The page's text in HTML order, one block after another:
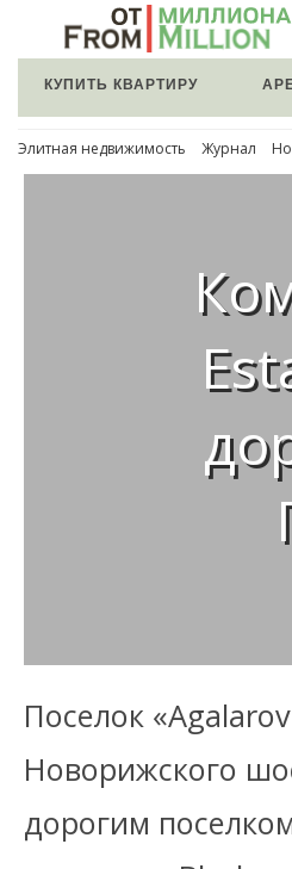
КУПИТЬ КВАРТИРУ
Элитная недвижимость Журнал
Поселок
Новорижского
дорогим